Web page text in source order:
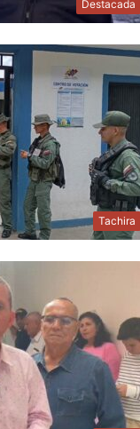
Destacada
Tachira